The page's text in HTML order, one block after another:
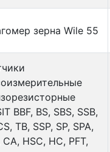
зерна Wile 55
BBF, BS, SBS, SSB,
TB, SSP, SP, SPA,
CA, HSC, HC, PFT,